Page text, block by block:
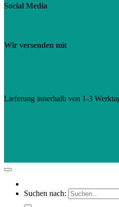
Social Media
Wir versenden mit
Lieferung innerhalb von 1-3
Suchen nach: